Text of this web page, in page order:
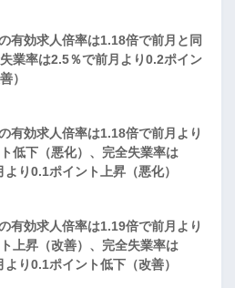
有効求人倍率は1.18倍で前月と同
業率は2.5％で前月より0.2ポイン
）
有効求人倍率は1.18倍で前月より
低下（悪化）、完全失業率は
り0.1ポイント上昇（悪化）
有効求人倍率は1.19倍で前月より
上昇（改善）、完全失業率は
り0.1ポイント低下（改善）